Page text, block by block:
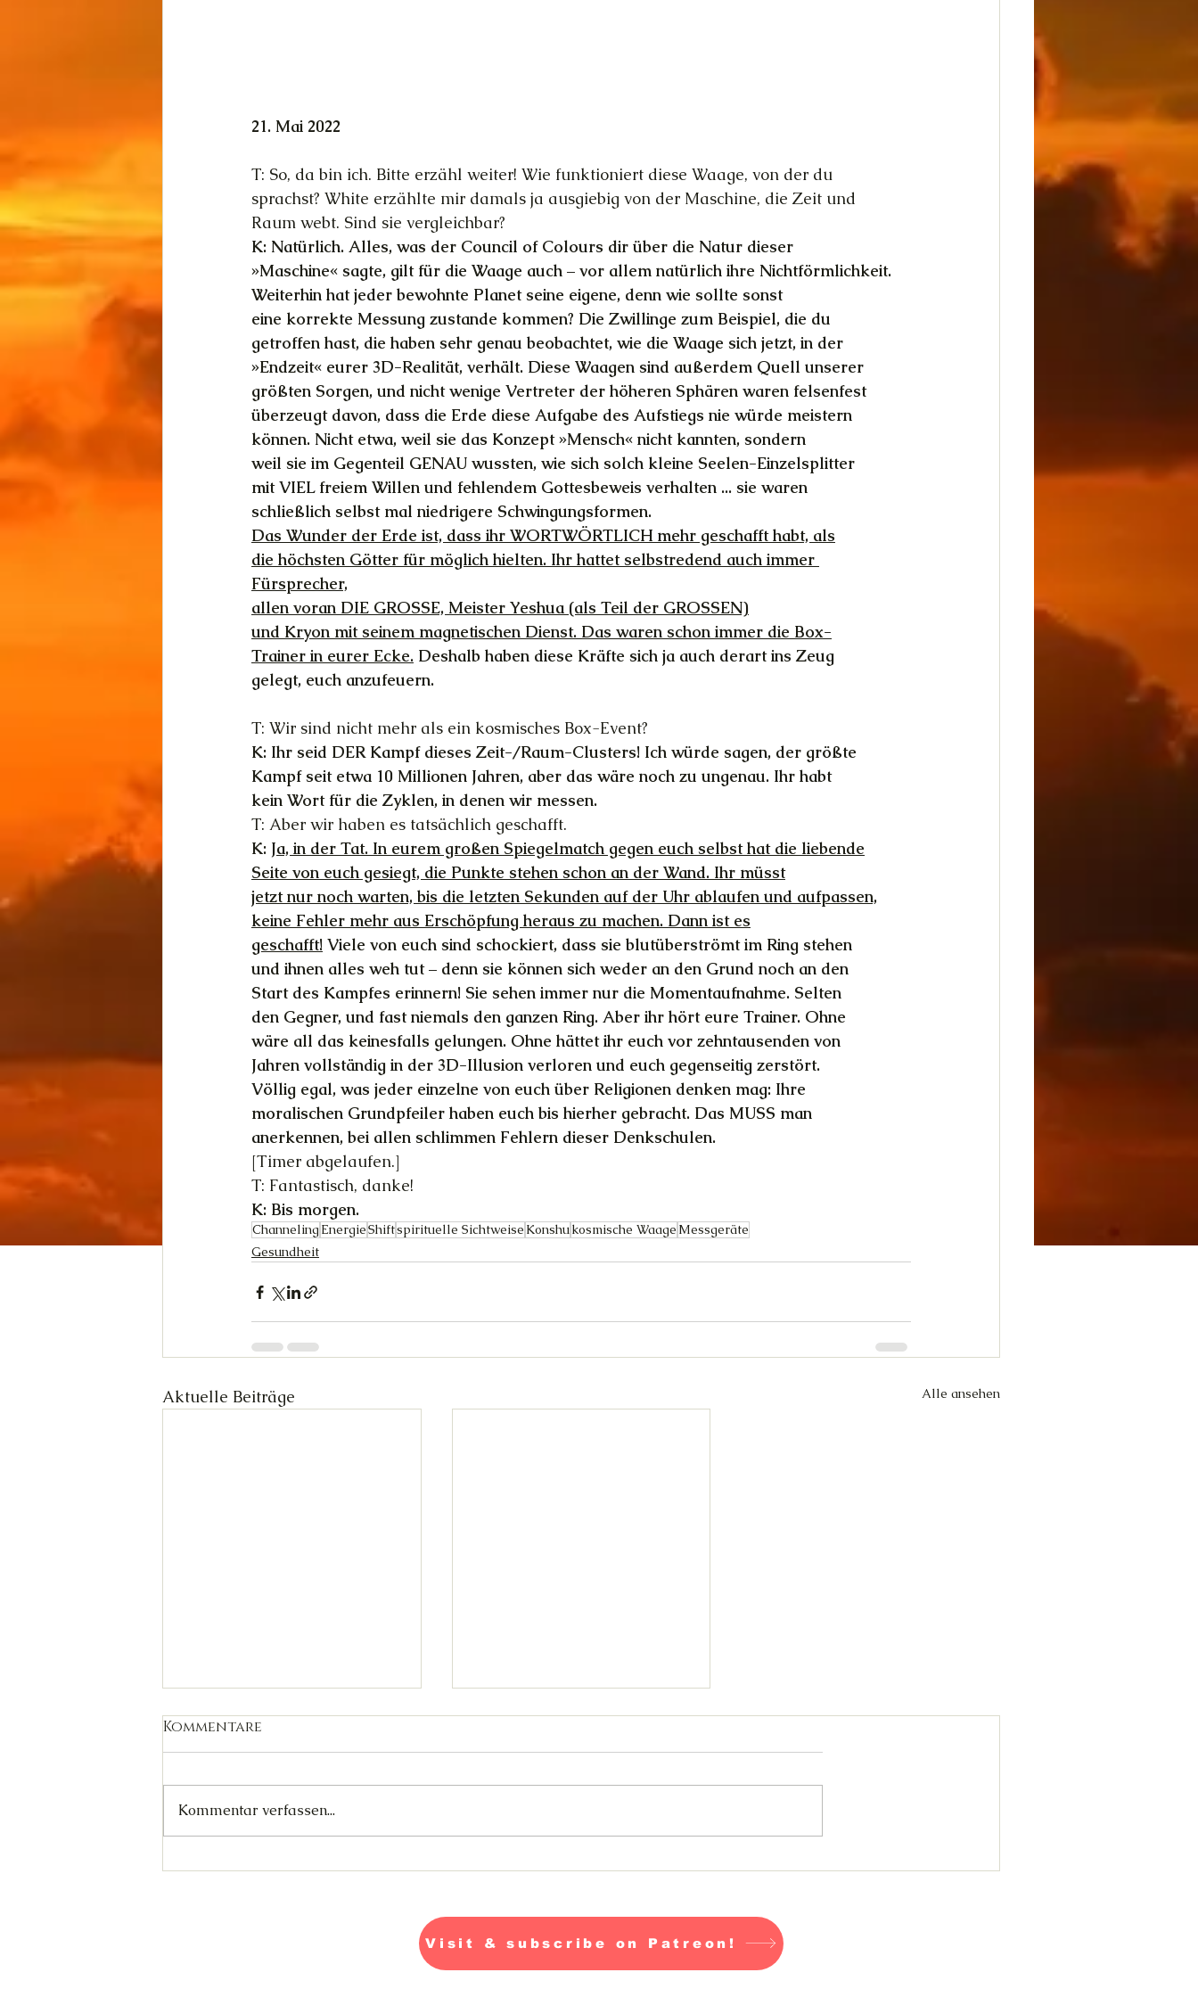
21. Mai 2022
T: So, da bin ich. Bitte erzähl weiter! Wie funktioniert diese Waage, von der du
sprachst? White erzählte mir damals ja ausgiebig von der Maschine, die Zeit und
Raum webt. Sind sie vergleichbar?
K: Natürlich. Alles, was der Council of Colours dir über die Natur dieser
»Maschine« sagte, gilt für die Waage auch – vor allem natürlich ihre Nichtförmlichkeit.
Weiterhin hat jeder bewohnte Planet seine eigene, denn wie sollte sonst
eine korrekte Messung zustande kommen? Die Zwillinge zum Beispiel, die du
getroffen hast, die haben sehr genau beobachtet, wie die Waage sich jetzt, in der
»Endzeit« eurer 3D-Realität, verhält. Diese Waagen sind außerdem Quell unserer
größten Sorgen, und nicht wenige Vertreter der höheren Sphären waren felsenfest
überzeugt davon, dass die Erde diese Aufgabe des Aufstiegs nie würde meistern
können. Nicht etwa, weil sie das Konzept »Mensch« nicht kannten, sondern
weil sie im Gegenteil GENAU wussten, wie sich solch kleine Seelen-Einzelsplitter
mit VIEL freiem Willen und fehlendem Gottesbeweis verhalten ... sie waren
schließlich selbst mal niedrigere Schwingungsformen.
Das Wunder der Erde ist, dass ihr WORTWÖRTLICH mehr geschafft habt, als
die höchsten Götter für möglich hielten. Ihr hattet selbstredend auch immer
Fürsprecher,
allen voran DIE GROSSE, Meister Yeshua (als Teil der GROSSEN)
und Kryon mit seinem magnetischen Dienst. Das waren schon immer die Box-
Trainer in eurer Ecke. Deshalb haben diese Kräfte sich ja auch derart ins Zeug
gelegt, euch anzufeuern.
T: Wir sind nicht mehr als ein kosmisches Box-Event?
K: Ihr seid DER Kampf dieses Zeit-/Raum-Clusters! Ich würde sagen, der größte
Kampf seit etwa 10 Millionen Jahren, aber das wäre noch zu ungenau. Ihr habt
kein Wort für die Zyklen, in denen wir messen.
T: Aber wir haben es tatsächlich geschafft.
K: Ja, in der Tat. In eurem großen Spiegelmatch gegen euch selbst hat die liebende
Seite von euch gesiegt, die Punkte stehen schon an der Wand. Ihr müsst
jetzt nur noch warten, bis die letzten Sekunden auf der Uhr ablaufen und aufpassen,
keine Fehler mehr aus Erschöpfung heraus zu machen. Dann ist es
geschafft! Viele von euch sind schockiert, dass sie blutüberströmt im Ring stehen
und ihnen alles weh tut – denn sie können sich weder an den Grund noch an den
Start des Kampfes erinnern! Sie sehen immer nur die Momentaufnahme. Selten
den Gegner, und fast niemals den ganzen Ring. Aber ihr hört eure Trainer. Ohne
wäre all das keinesfalls gelungen. Ohne hättet ihr euch vor zehntausenden von
Jahren vollständig in der 3D-Illusion verloren und euch gegenseitig zerstört.
Völlig egal, was jeder einzelne von euch über Religionen denken mag: Ihre
moralischen Grundpfeiler haben euch bis hierher gebracht. Das MUSS man
anerkennen, bei allen schlimmen Fehlern dieser Denkschulen.
[Timer abgelaufen.]
T: Fantastisch, danke!
K: Bis morgen.
Channeling EnergieShiftspirituelle Sichtweise Konshukosmische Waage Messgeräte
Gesundheit
Aktuelle Beiträge Alle ansehen
Kommentare
Kommentar verfassen...
Visit & subscribe on Patreon!